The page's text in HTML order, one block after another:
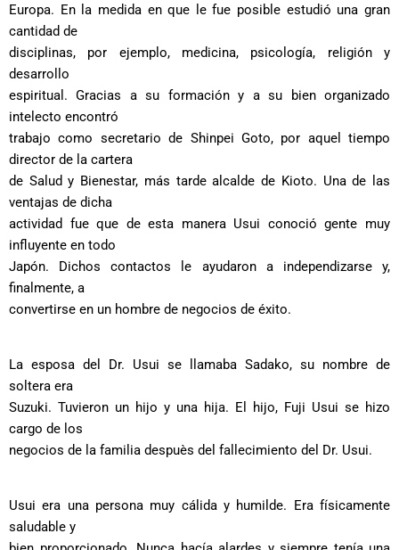
Europa. En la medida en que le fue posible estudió una gran
cantidad de
disciplinas, por ejemplo, medicina, psicología, religión y
desarrollo
espiritual. Gracias a su formación y a su bien organizado
intelecto encontró
trabajo como secretario de Shinpei Goto, por aquel tiempo
director de la cartera
de Salud y Bienestar, más tarde alcalde de Kioto. Una de las
ventajas de dicha
actividad fue que de esta manera Usui conoció gente muy
influyente en todo
Japón. Dichos contactos le ayudaron a independizarse y,
finalmente, a
convertirse en un hombre de negocios de éxito.
La esposa del Dr. Usui se llamaba Sadako, su nombre de
soltera era
Suzuki. Tuvieron un hijo y una hija. El hijo, Fuji Usui se hizo
cargo de los
negocios de la familia despuès del fallecimiento del Dr. Usui.
Usui era una persona muy cálida y humilde. Era físicamente
saludable y